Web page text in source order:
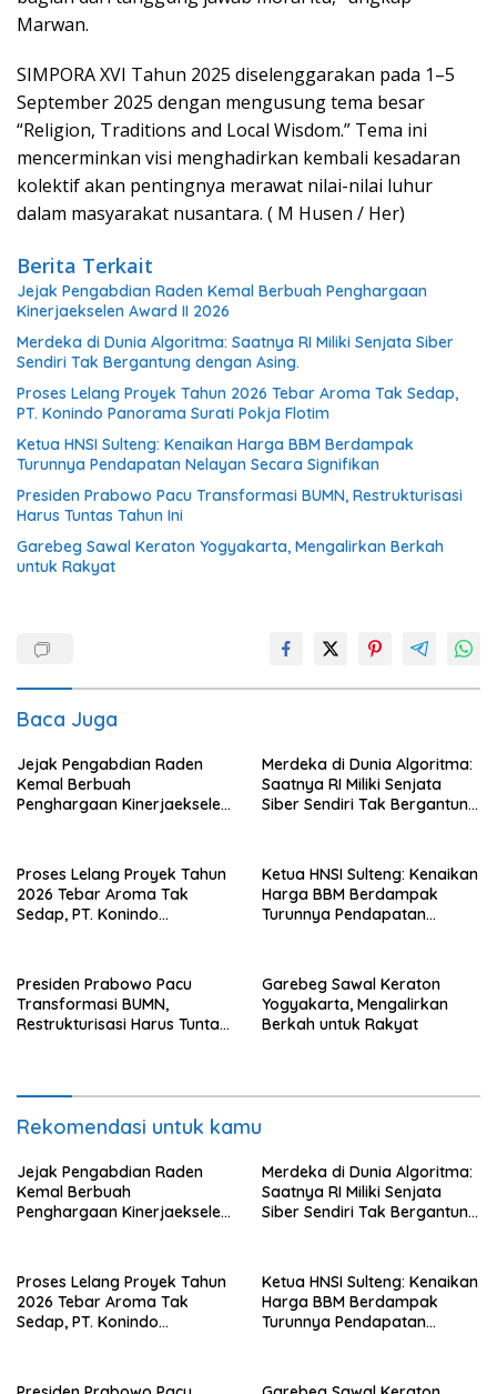
Marwan.
SIMPORA XVI Tahun 2025 diselenggarakan pada 1–5
September 2025 dengan mengusung tema besar
“Religion, Traditions and Local Wisdom.” Tema ini
mencerminkan visi menghadirkan kembali kesadaran
kolektif akan pentingnya merawat nilai-nilai luhur
dalam masyarakat nusantara. ( M Husen / Her)
Berita Terkait
Jejak Pengabdian Raden Kemal Berbuah Penghargaan
Kinerjaekselen Award II 2026
Merdeka di Dunia Algoritma: Saatnya RI Miliki Senjata Siber
Sendiri Tak Bergantung dengan Asing.
Proses Lelang Proyek Tahun 2026 Tebar Aroma Tak Sedap,
PT. Konindo Panorama Surati Pokja Flotim
Ketua HNSI Sulteng: Kenaikan Harga BBM Berdampak
Turunnya Pendapatan Nelayan Secara Signifikan
Presiden Prabowo Pacu Transformasi BUMN, Restrukturisasi
Harus Tuntas Tahun Ini
Garebeg Sawal Keraton Yogyakarta, Mengalirkan Berkah
untuk Rakyat
Baca Juga
Jejak Pengabdian Raden
Kemal Berbuah
Penghargaan Kinerjaekselen
Merdeka di Dunia Algoritma:
Saatnya RI Miliki Senjata
Siber Sendiri Tak Bergantung
Proses Lelang Proyek Tahun
2026 Tebar Aroma Tak
Sedap, PT. Konindo
Ketua HNSI Sulteng: Kenaikan
Harga BBM Berdampak
Turunnya Pendapatan
Presiden Prabowo Pacu
Transformasi BUMN,
Restrukturisasi Harus Tuntas
Garebeg Sawal Keraton
Yogyakarta, Mengalirkan
Berkah untuk Rakyat
Rekomendasi untuk kamu
Jejak Pengabdian Raden
Kemal Berbuah
Penghargaan Kinerjaekselen
Merdeka di Dunia Algoritma:
Saatnya RI Miliki Senjata
Siber Sendiri Tak Bergantung
Proses Lelang Proyek Tahun
2026 Tebar Aroma Tak
Sedap, PT. Konindo
Ketua HNSI Sulteng: Kenaikan
Harga BBM Berdampak
Turunnya Pendapatan